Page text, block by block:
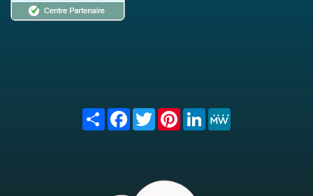
Share FacebookTwitterPinterest
LinkedIn